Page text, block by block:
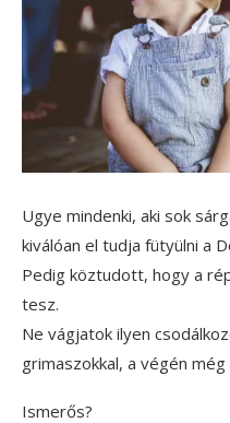
Ugye mindenki, aki sok
kiválóan el tudja fütyülni a
Pedig köztudott, hogy a
tesz.
Ne vágjatok ilyen
grimaszokkal, a végén
Ismerős?